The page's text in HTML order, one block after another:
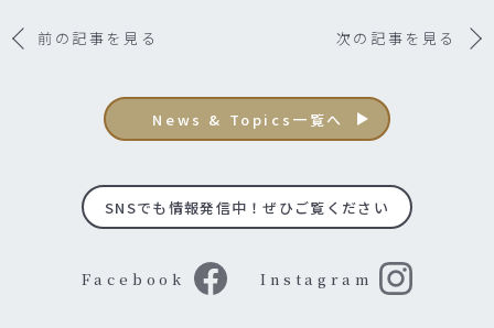
前の記事を見る 次の記事を見る
News & Topics一覧へ
SNSでも情報発信中！ぜひご覧ください
Facebook Instagram